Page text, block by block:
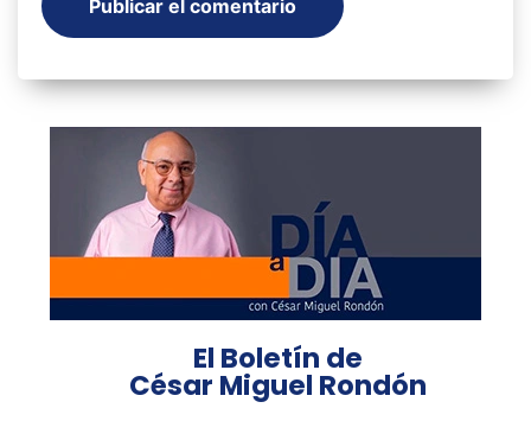
El Boletín de
César Miguel Rondón